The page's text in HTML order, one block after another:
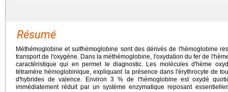
Résumé
Méthémoglobine et sulfhémoglobine sont des dérivés de l'hémoglobine
transport de l'oxygène. Dans la méthémoglobine, l'oxydation du fer de
caractéristique qui en permet le diagnostic. Les molécules d'hème
tétramère hémoglobinique, expliquant la présence dans l'érythrocyte de
d'hybrides de valence. Environ 3 % de l'hémoglobine est oxydé
immédiatement réduit par un système enzymatique reposant